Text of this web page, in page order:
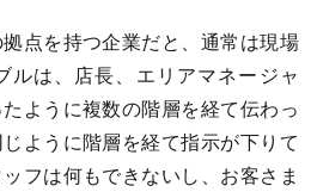
拠点を持つ企業だと、通常は現場
ルは、店長、エリアマネージャ
ように複数の階層を経て伝わっ
ように階層を経て指示が下りて
フは何もできないし、お客さま